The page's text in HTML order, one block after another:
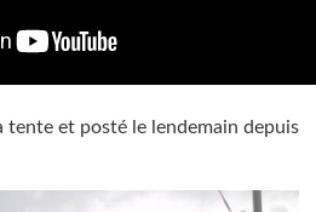
tente et posté le lendemain depuis